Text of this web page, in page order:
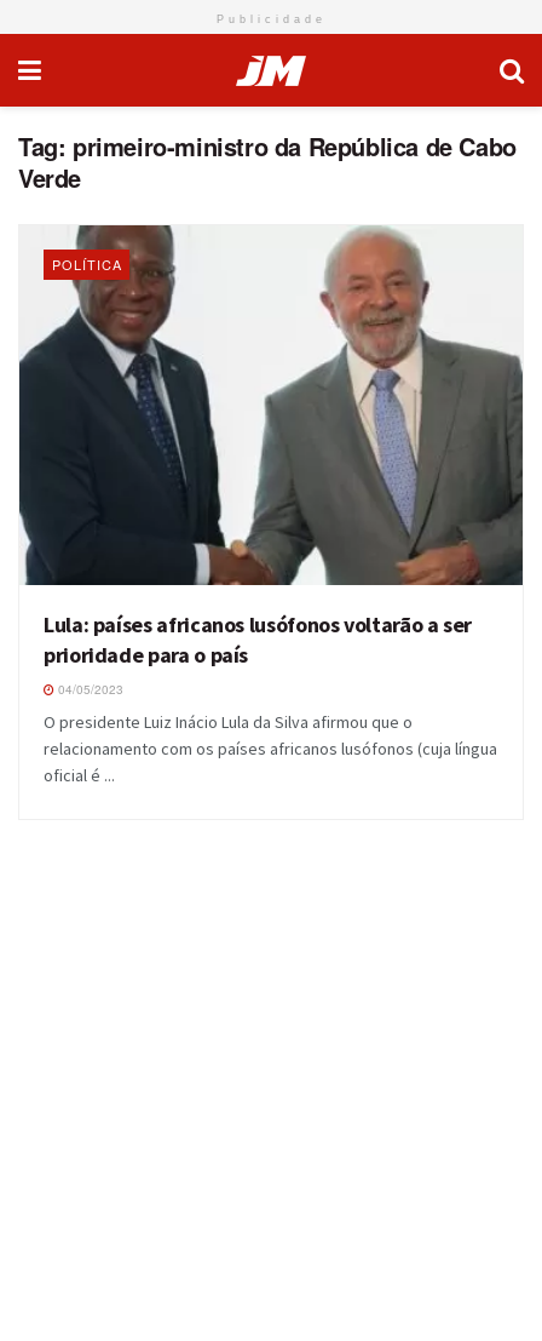
Publicidade
Tag: primeiro-ministro da República de Cabo
Verde
POLÍTICA
Lula: países africanos lusófonos voltarão a ser
prioridade para o país
04/05/2023
O presidente Luiz Inácio Lula da Silva afirmou que o
relacionamento com os países africanos lusófonos (cuja língua
oficial é ...